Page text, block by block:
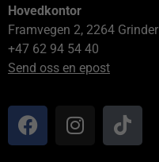
Hovedkontor
Framvegen 2, 2264 Grinder
+47 62 94 54 40
Send oss en epost